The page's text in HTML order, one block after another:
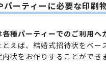
パーティーに必要な印刷
各種パーティーでのご利用へ
えば、結婚式招待状をベー
状をお作りすることができ